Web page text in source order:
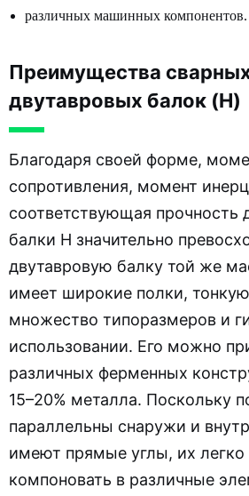
различных машинных компонентов.
Преимущества
двутавровых балок (H)
Благодаря своей форме,
сопротивления, момент
соответствующая прочность
балки H значительно
двутавровую балку той же
имеет широкие полки, тонкую
множество типоразмеров и
использовании. Его можно
различных ферменных
15–20% металла. Поскольку
параллельны снаружи и
имеют прямые углы, их легко
компоновать в различные